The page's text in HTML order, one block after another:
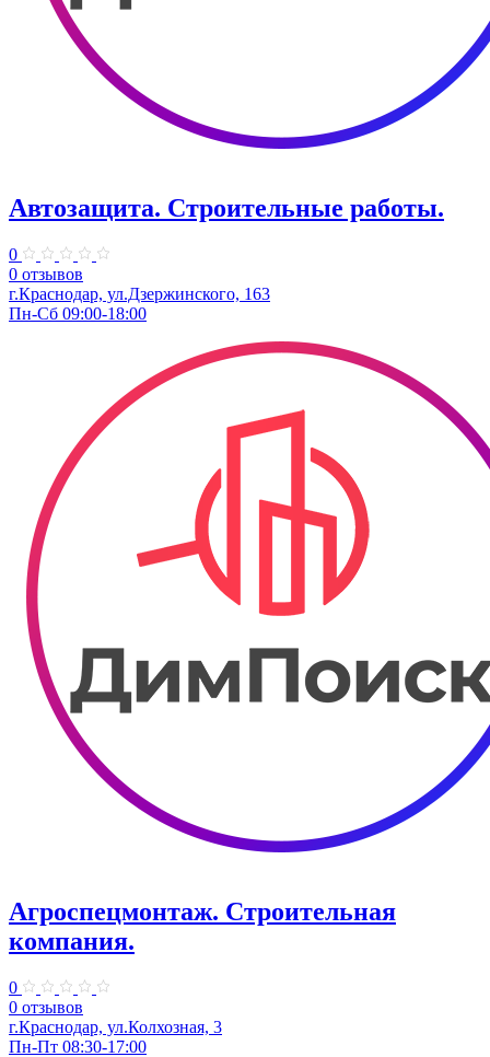
Автозащита. Строительные работы.
0
0 отзывов
г.Краснодар, ул.Дзержинского, 163
Пн-Сб 09:00-18:00
Агроспецмонтаж. Строительная
компания.
0
0 отзывов
г.Краснодар, ул.Колхозная, 3
Пн-Пт 08:30-17:00